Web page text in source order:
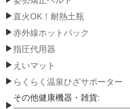
直火OK！耐熱土瓶
赤外線ホットパック
指圧代用器
えいマット
らくらく温泉ひざサポーター
その他健康機器・雑貨: